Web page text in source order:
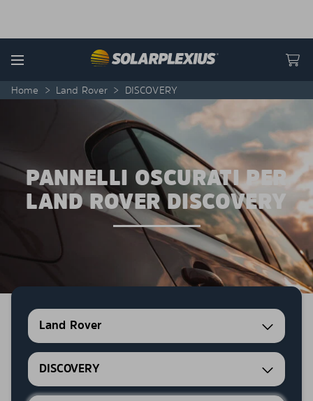
Menu
Home > Land Rover > DISCOVERY
PANNELLI OSCURATI PER
LAND ROVER DISCOVERY
Land Rover
DISCOVERY